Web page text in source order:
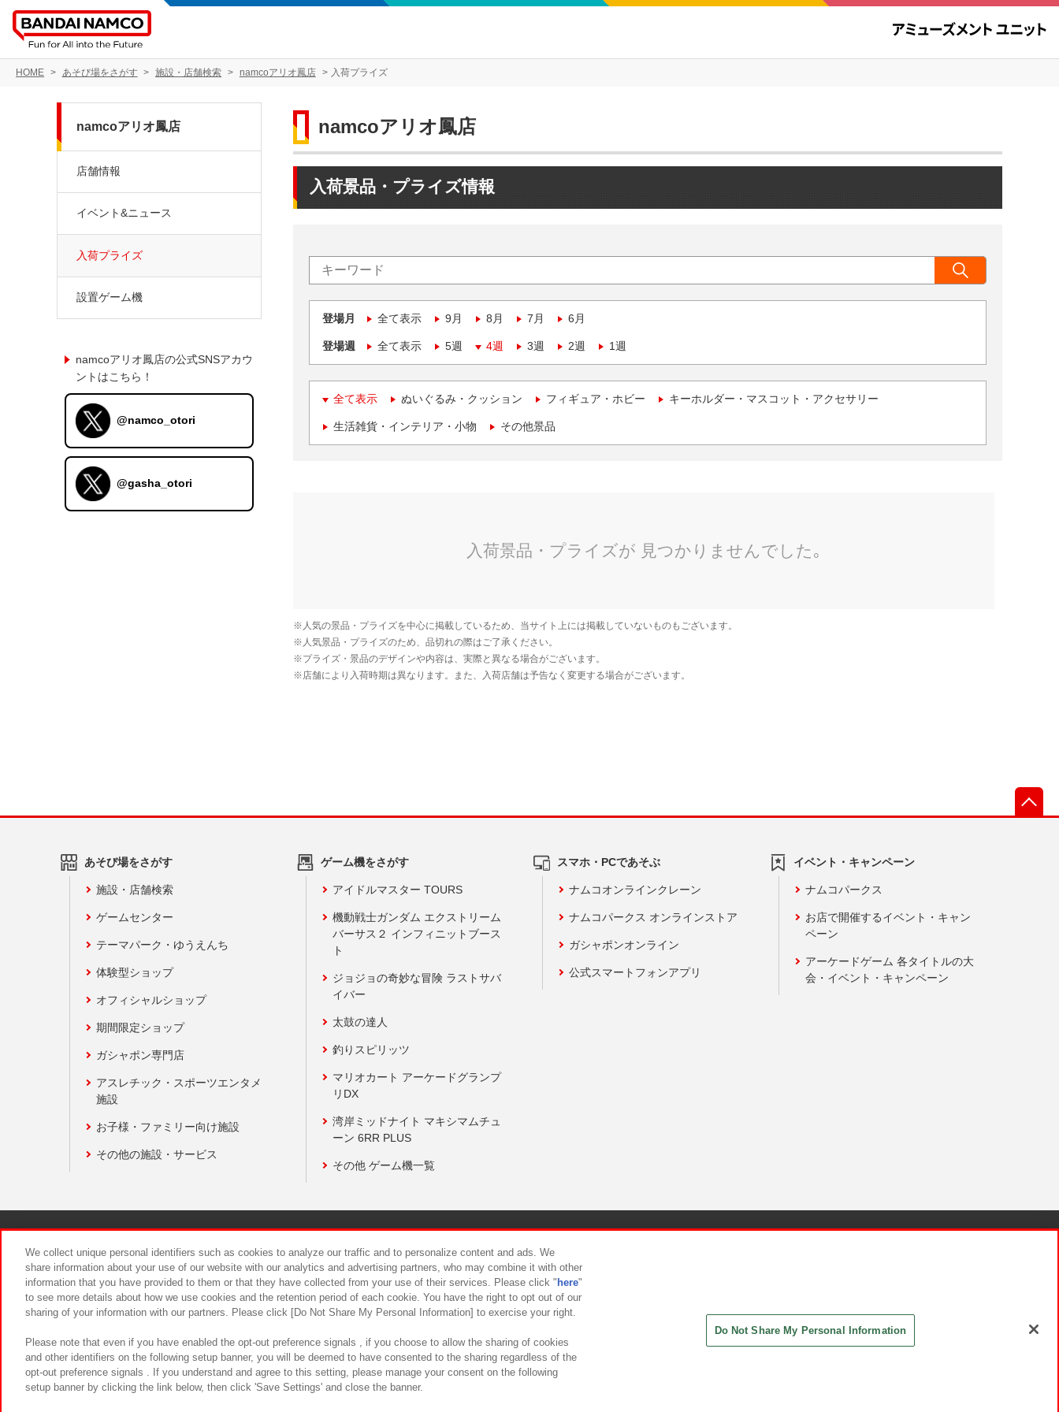
HOME あそび場をさがす 施設・店舗検索 namcoアリオ鳳店 入荷プライズ
namcoアリオ鳳店
入荷景品・プライズ情報
登場月 全て表示 9月 8月 7月 6月
登場週 全て表示 5週 4週 3週 2週 1週
全て表示 ぬいぐるみ・クッション フィギュア・ホビー キーホルダー・マスコット・アクセサリー
生活雑貨・インテリア・小物 その他景品
namcoアリオ鳳店
店舗情報
イベント&ニュース
入荷プライズ
設置ゲーム機
namcoアリオ鳳店の公式SNSアカウ
ントはこちら！
@namco_otori
@gasha_otori
あそび場をさがす
施設・店舗検索
ゲームセンター
テーマパーク・ゆうえんち
体験型ショップ
オフィシャルショップ
期間限定ショップ
ガシャポン専門店
アスレチック・スポーツエンタメ
施設
お子様・ファミリー向け施設
その他の施設・サービス
ゲーム機をさがす
アイドルマスター TOURS
機動戦士ガンダム エクストリーム
バーサス２ インフィニットブース
ト
ジョジョの奇妙な冒険 ラストサバ
イバー
太鼓の達人
釣りスピリッツ
マリオカート アーケードグランプ
リDX
湾岸ミッドナイト マキシマムチュ
ーン 6RR PLUS
その他 ゲーム機一覧
スマホ・PCであそぶ
ナムコオンラインクレーン
ナムコパークス オンラインストア
ガシャポンオンライン
公式スマートフォンアプリ
イベント・キャンペーン
ナムコパークス
お店で開催するイベント・キャン
ペーン
アーケードゲーム 各タイトルの大
会・イベント・キャンペーン
食品のご提供について カスタマーハラスメント対応方針
We collect unique personal identifiers such as cookies to analyze our traffic and to personalize content and ads. We
share information about your use of our website with our analytics and advertising partners, who may combine it with other
information that you have provided to them or that they have collected from your use of their services. Please click " here"
to see more details about how we use cookies and the retention period of each cookie. You have the right to opt out of our
sharing of your information with our partners. Please click [Do Not Share My Personal Information] to exercise your right.
Please note that even if you have enabled the opt-out preference signals , if you choose to allow the sharing of cookies
and other identifiers on the following setup banner, you will be deemed to have consented to the sharing regardless of the
opt-out preference signals . If you understand and agree to this setting, please manage your consent on the following
setup banner by clicking the link below, then click 'Save Settings' and close the banner.
Do Not Share My Personal Information